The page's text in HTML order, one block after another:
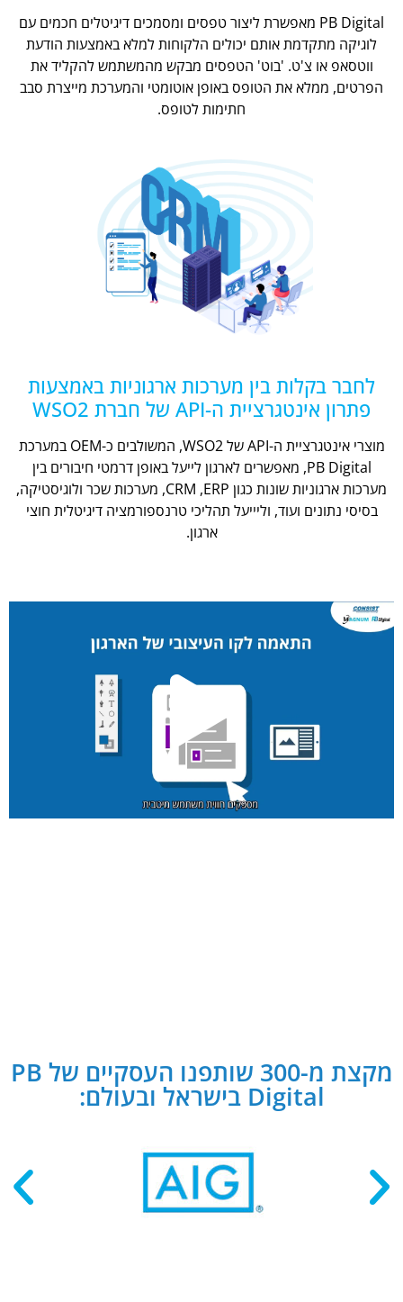
PB Digital מאפשרת ליצור טפסים ומסמכים דיגיטלים חכמים עם
לוגיקה מתקדמת אותם יכולים הלקוחות למלא באמצעות הודעת
ווטסאפ או צ'ט. 'בוט' הטפסים מבקש מהמשתמש להקליד את
הפרטים, ממלא את הטופס באופן אוטומטי והמערכת מייצרת סבב
חתימות לטופס.
לחבר בקלות בין מערכות ארגוניות באמצעות
פתרון אינטגרציית ה-API של חברת WSO2
מוצרי אינטגרציית ה-API של WSO2, המשולבים כ-OEM במערכת
PB Digital, מאפשרים לארגון לייעל באופן דרמטי חיבורים בין
מערכות ארגוניות שונות כגון CRM ,ERP, מערכות שכר ולוגיסטיקה,
בסיסי נתונים ועוד, וליייעל תהליכי טרנספורמציה דיגיטלית חוצי
ארגון.
מקצת מ-300 שותפנו העסקיים של PB
Digital בישראל ובעולם: